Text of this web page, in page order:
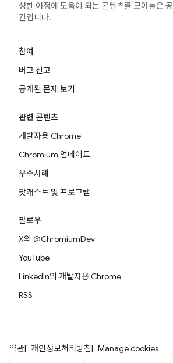
성한 여정에 도움이 되는 콘텐츠를 모아놓은 공
간입니다.
참여
버그 신고
공개된 문제 보기
관련 콘텐츠
개발자용 Chrome
Chromium 업데이트
우수사례
팟캐스트 및 프로그램
팔로우
X의 @ChromiumDev
YouTube
LinkedIn의 개발자용 Chrome
RSS
약관 개인정보처리방침 Manage cookies